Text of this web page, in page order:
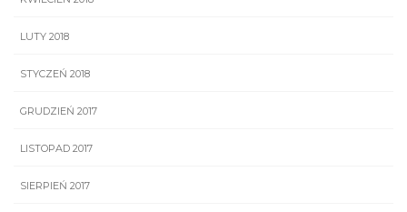
LUTY 2018
STYCZEŃ 2018
GRUDZIEŃ 2017
LISTOPAD 2017
SIERPIEŃ 2017